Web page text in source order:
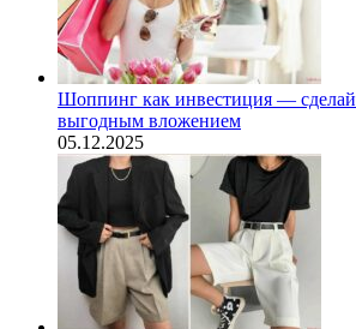
Шоппинг как инвестиция —
выгодным вложением
05.12.2025